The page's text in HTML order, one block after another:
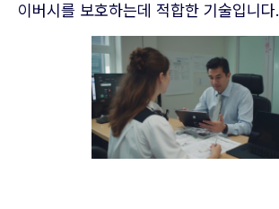
이버시를 보호하는데 적합한 기술입니다.